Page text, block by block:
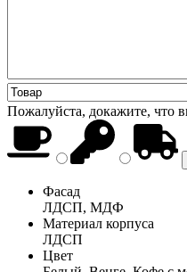
Пожалуйста, докажите, что
Фасад
ЛДСП, МДФ
Материал корпуса
ЛДСП
Цвет